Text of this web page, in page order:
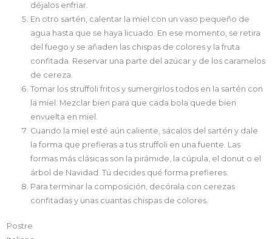
déjalos enfriar.
En otro sartén, calentar la miel con un vaso pequeño de
agua hasta que se haya licuado. En ese momento, se retira
del fuego y se añaden las chispas de colores y la fruta
confitada. Reservar una parte del azúcar y de los caramelos
de cereza.
Tomar los struffoli fritos y sumergirlos todos en la sartén con
la miel. Mezclar bien para que cada bola quede bien
envuelta en miel.
Cuando la miel esté aún caliente, sácalos del sartén y dale
la forma que prefieras a tus struffoli en una fuente. Las
formas más clásicas son la pirámide, la cúpula, el donut o el
árbol de Navidad. Tú decides qué forma prefieres.
Para terminar la composición, decórala con cerezas
confitadas y unas cuantas chispas de colores.
Postre